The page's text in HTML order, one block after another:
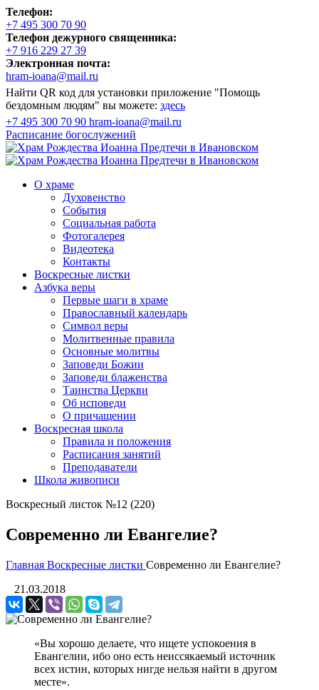
Телефон:
+7 495 300 70 90
Телефон дежурного священника:
+7 916 229 27 39
Электронная почта:
hram-ioana@mail.ru
Найти QR код для установки приложение "Помощь
бездомным людям" вы можете: здесь
+7 495 300 70 90 hram-ioana@mail.ru
Расписание богослужений
О храме
Духовенство
События
Социальная работа
Фотогалерея
Видеотека
Контакты
Воскресные листки
Азбука веры
Первые шаги в храме
Православный календарь
Символ веры
Молитвенные правила
Основные молитвы
Заповеди Божии
Заповеди блаженства
Таинства Церкви
Об исповеди
О причащении
Воскресная школа
Правила и положения
Расписания занятий
Преподаватели
Школа живописи
Воскресный листок №12 (220)
Современно ли Евангелие?
Главная Воскресные листки Современно ли Евангелие?
21.03.2018
«Вы хорошо делаете, что ищете успокоения в
Евангелии, ибо оно есть неиссякаемый источник
всех истин, которых нигде нельзя найти в другом
месте».